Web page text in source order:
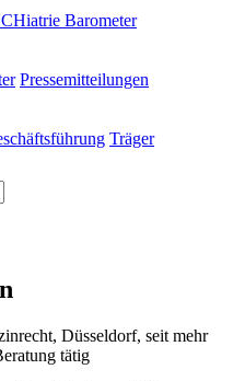
Barometer
Pressemitteilungen
Träger
Düsseldorf, seit mehr
tätig